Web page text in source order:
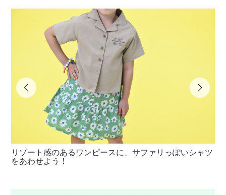
リゾート感のあるワンピースに、サファリっぽいシャツ
をあわせよう！